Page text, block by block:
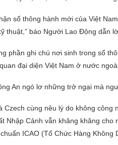
sổ thông hành mới của Việt
thuật,” báo Người Lao Động dẫn
phần ghi chú nơi sinh trong sổ
đại diện Việt Nam ở nước
An ngó lơ những trở ngại mà
Czech cùng nêu lý do không
Nhập Cảnh vẫn khăng khăng
ICAO (Tổ Chức Hàng Không